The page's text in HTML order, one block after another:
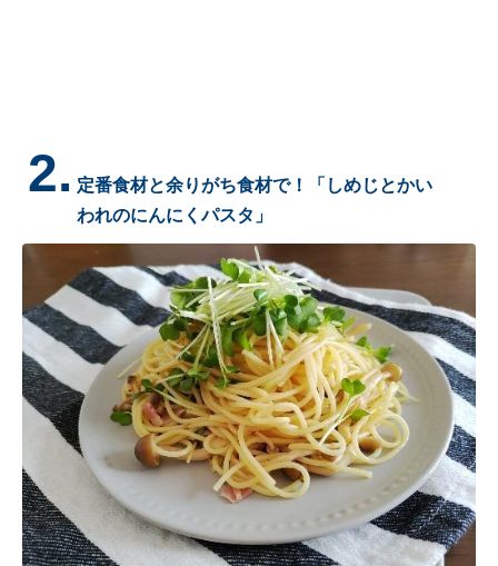
2. 定番食材と余りがち食材で！「しめじとかい
われのにんにくパスタ」